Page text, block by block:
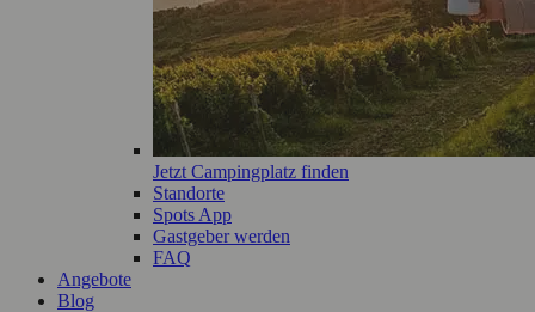
Jetzt Campingplatz finden
Standorte
Spots App
Gastgeber werden
FAQ
Angebote
Blog